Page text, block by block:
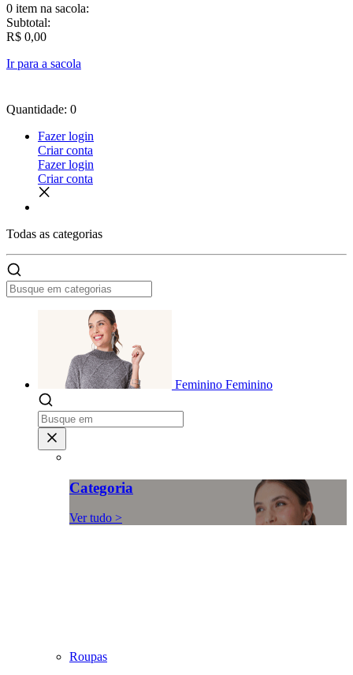
0 item na sacola:
Subtotal:
R$ 0,00
Ir para a sacola
Quantidade: 0
Fazer login
Criar conta
Fazer login
Criar conta
Todas as categorias
Feminino Feminino
Categoria
Ver tudo >
Roupas